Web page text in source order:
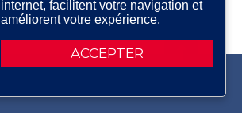
ACCEPTER
internet, facilitent votre navigation et
améliorent votre expérience.